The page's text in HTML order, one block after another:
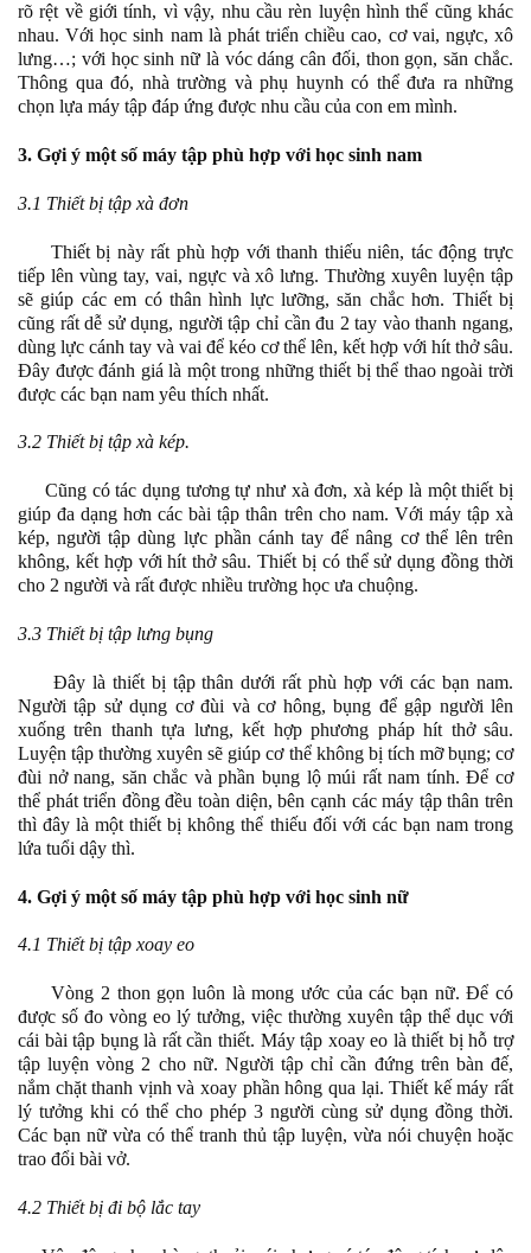
rõ rệt về giới tính, vì vậy, nhu cầu rèn luyện hình thể cũng khác
nhau. Với học sinh nam là phát triển chiều cao, cơ vai, ngực, xô
lưng…; với học sinh nữ là vóc dáng cân đối, thon gọn, săn chắc.
Thông qua đó, nhà trường và phụ huynh có thể đưa ra những
chọn lựa máy tập đáp ứng được nhu cầu của con em mình.
3. Gợi ý một số máy tập phù hợp với học sinh nam
3.1 Thiết bị tập xà đơn
Thiết bị này rất phù hợp với thanh thiếu niên, tác động trực
tiếp lên vùng tay, vai, ngực và xô lưng. Thường xuyên luyện tập
sẽ giúp các em có thân hình lực lưỡng, săn chắc hơn. Thiết bị
cũng rất dễ sử dụng, người tập chỉ cần đu 2 tay vào thanh ngang,
dùng lực cánh tay và vai để kéo cơ thể lên, kết hợp với hít thở sâu.
Đây được đánh giá là một trong những thiết bị thể thao ngoài trời
được các bạn nam yêu thích nhất.
3.2 Thiết bị tập xà kép.
Cũng có tác dụng tương tự như xà đơn, xà kép là một thiết bị
giúp đa dạng hơn các bài tập thân trên cho nam. Với máy tập xà
kép, người tập dùng lực phần cánh tay để nâng cơ thể lên trên
không, kết hợp với hít thở sâu. Thiết bị có thể sử dụng đồng thời
cho 2 người và rất được nhiều trường học ưa chuộng.
3.3 Thiết bị tập lưng bụng
Đây là thiết bị tập thân dưới rất phù hợp với các bạn nam.
Người tập sử dụng cơ đùi và cơ hông, bụng để gập người lên
xuống trên thanh tựa lưng, kết hợp phương pháp hít thở sâu.
Luyện tập thường xuyên sẽ giúp cơ thể không bị tích mỡ bụng; cơ
đùi nở nang, săn chắc và phần bụng lộ múi rất nam tính. Để cơ
thể phát triển đồng đều toàn diện, bên cạnh các máy tập thân trên
thì đây là một thiết bị không thể thiếu đối với các bạn nam trong
lứa tuổi dậy thì.
4. Gợi ý một số máy tập phù hợp với học sinh nữ
4.1 Thiết bị tập xoay eo
Vòng 2 thon gọn luôn là mong ước của các bạn nữ. Để có
được số đo vòng eo lý tưởng, việc thường xuyên tập thể dục với
cái bài tập bụng là rất cần thiết. Máy tập xoay eo là thiết bị hỗ trợ
tập luyện vòng 2 cho nữ. Người tập chỉ cần đứng trên bàn đế,
nắm chặt thanh vịnh và xoay phần hông qua lại. Thiết kế máy rất
lý tưởng khi có thể cho phép 3 người cùng sử dụng đồng thời.
Các bạn nữ vừa có thể tranh thủ tập luyện, vừa nói chuyện hoặc
trao đổi bài vở.
4.2 Thiết bị đi bộ lắc tay